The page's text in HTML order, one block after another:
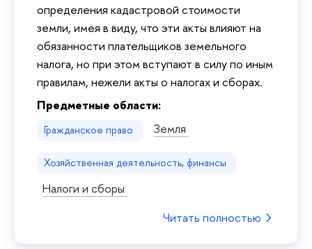
определения кадастровой стоимости
земли, имея в виду, что эти акты влияют на
обязанности плательщиков земельного
налога, но при этом вступают в силу по иным
правилам, нежели акты о налогах и сборах.
Предметные области:
Гражданское право Земля
Хозяйственная деятельность, финансы
Налоги и сборы
Читать полностью